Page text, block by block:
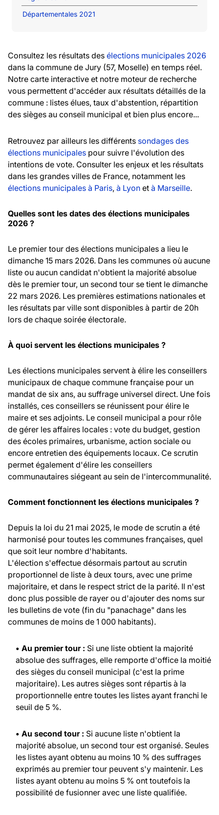
Départementales 2021
Consultez les résultats des élections municipales 2026
dans la commune de Jury (57, Moselle) en temps réel.
Notre carte interactive et notre moteur de recherche
vous permettent d'accéder aux résultats détaillés de la
commune : listes élues, taux d'abstention, répartition
des sièges au conseil municipal et bien plus encore...
Retrouvez par ailleurs les différents sondages des
élections municipales pour suivre l'évolution des
intentions de vote. Consulter les enjeux et les résultats
dans les grandes villes de France, notamment les
élections municipales à Paris, à Lyon et à Marseille.
Quelles sont les dates des élections municipales
2026 ?
Le premier tour des élections municipales a lieu le
dimanche 15 mars 2026. Dans les communes où aucune
liste ou aucun candidat n'obtient la majorité absolue
dès le premier tour, un second tour se tient le dimanche
22 mars 2026. Les premières estimations nationales et
les résultats par ville sont disponibles à partir de 20h
lors de chaque soirée électorale.
À quoi servent les élections municipales ?
Les élections municipales servent à élire les conseillers
municipaux de chaque commune française pour un
mandat de six ans, au suffrage universel direct. Une fois
installés, ces conseillers se réunissent pour élire le
maire et ses adjoints. Le conseil municipal a pour rôle
de gérer les affaires locales : vote du budget, gestion
des écoles primaires, urbanisme, action sociale ou
encore entretien des équipements locaux. Ce scrutin
permet également d'élire les conseillers
communautaires siégeant au sein de l'intercommunalité.
Comment fonctionnent les élections municipales ?
Depuis la loi du 21 mai 2025, le mode de scrutin a été
harmonisé pour toutes les communes françaises, quel
que soit leur nombre d'habitants.
L'élection s'effectue désormais partout au scrutin
proportionnel de liste à deux tours, avec une prime
majoritaire, et dans le respect strict de la parité. Il n'est
donc plus possible de rayer ou d'ajouter des noms sur
les bulletins de vote (fin du "panachage" dans les
communes de moins de 1 000 habitants).
• Au premier tour : Si une liste obtient la majorité
absolue des suffrages, elle remporte d'office la moitié
des sièges du conseil municipal (c'est la prime
majoritaire). Les autres sièges sont répartis à la
proportionnelle entre toutes les listes ayant franchi le
seuil de 5 %.
• Au second tour : Si aucune liste n'obtient la
majorité absolue, un second tour est organisé. Seules
les listes ayant obtenu au moins 10 % des suffrages
exprimés au premier tour peuvent s'y maintenir. Les
listes ayant obtenu au moins 5 % ont toutefois la
possibilité de fusionner avec une liste qualifiée.